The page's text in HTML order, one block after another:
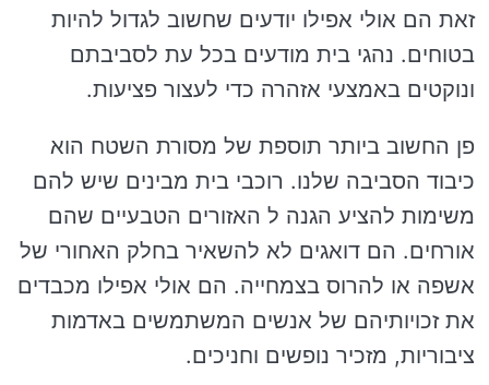
זאת הם אולי אפילו יודעים שחשוב לגדול להיות
בטוחים. נהגי בית מודעים בכל עת לסביבתם
ונוקטים באמצעי אזהרה כדי לעצור פציעות.
פן החשוב ביותר תוספת של מסורת השטח הוא
כיבוד הסביבה שלנו. רוכבי בית מבינים שיש להם
משימות להציע הגנה ל האזורים הטבעיים שהם
אורחים. הם דואגים לא להשאיר בחלק האחורי של
אשפה או להרוס בצמחייה. הם אולי אפילו מכבדים
את זכויותיהם של אנשים המשתמשים באדמות
ציבוריות, מזכיר נופשים וחניכים.